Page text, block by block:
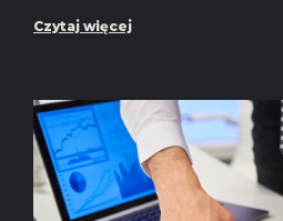
Czytaj więcej